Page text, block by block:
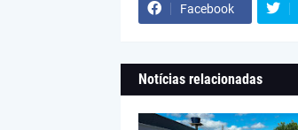
Facebook
Notícias relacionadas